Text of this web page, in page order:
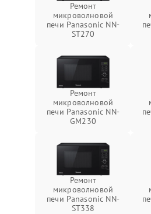
Ремонт
микроволновой
печи Panasonic NN-
ST270
Ремонт
микроволновой
печи Panasonic NN-
GM230
Ремонт
микроволновой
печи Panasonic NN-
ST338